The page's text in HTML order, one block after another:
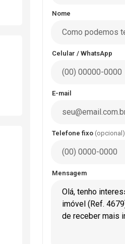
Nome
Celular / WhatsApp
E-mail
Telefone fixo (opcional)
Mensagem